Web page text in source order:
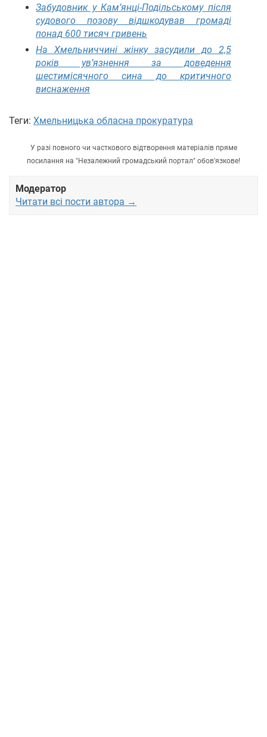
Забудовник у Кам’янці-Подільському після
судового позову відшкодував громаді
понад 600 тисяч гривень
На Хмельниччині жінку засудили до 2,5
років ув’язнення за доведення
шестимісячного сина до критичного
виснаження
Теги: Хмельницька обласна прокуратура
У разі повного чи часткового відтворення матеріалів пряме
посилання на "Незалежний громадський портал" обов'язкове!
Модератор
Читати всі пости автора →